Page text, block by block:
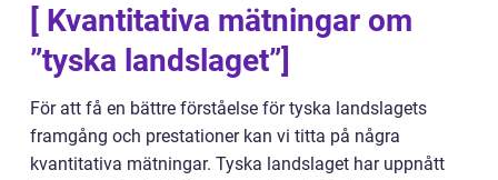
[ Kvantitativa mätningar om
”tyska landslaget”]
För att få en bättre förståelse för tyska landslagets
framgång och prestationer kan vi titta på några
kvantitativa mätningar. Tyska landslaget har uppnått